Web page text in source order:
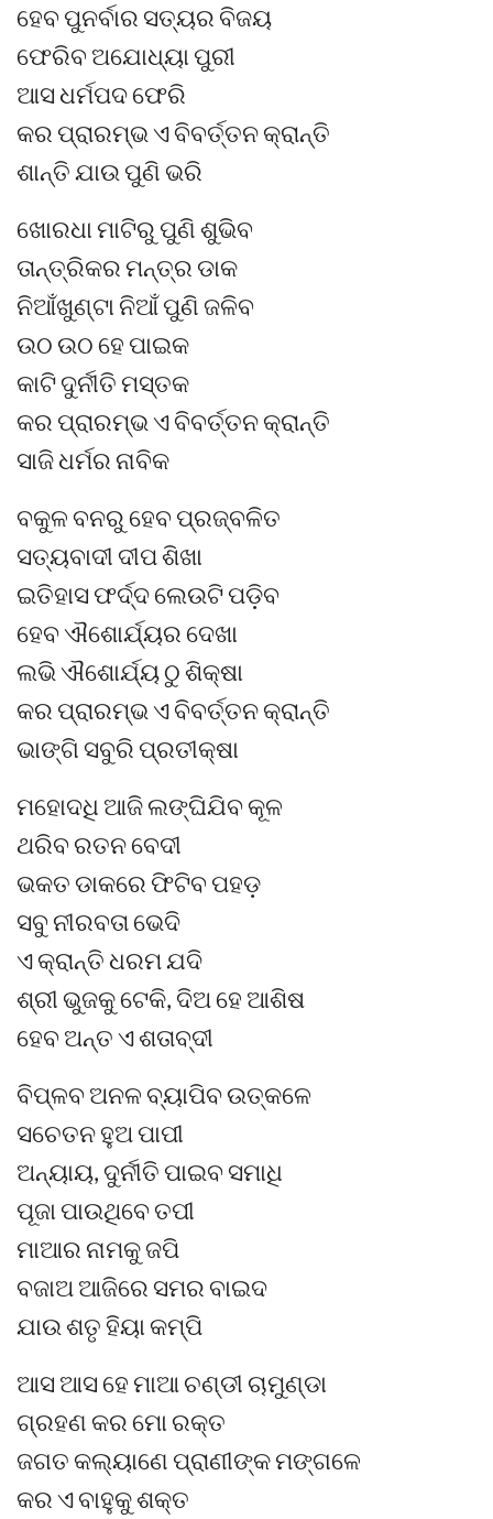
ହେବ ପୁନର୍ବାର ସତ୍ୟର ବିଜୟ
ଫେରିବ ଅଯୋଧ୍ୟା ପୁରୀ
ଆସ ଧର୍ମପଦ ଫେରି
କର ପ୍ରାରମ୍ଭ ଏ ବିବର୍ତ୍ତନ କ୍ରାନ୍ତି
ଶାନ୍ତି ଯାଉ ପୁଣି ଭରି
ଖୋରଧା ମାଟିରୁ ପୁଣି ଶୁଭିବ
ତାନ୍ତ୍ରିକର ମନ୍ତ୍ର ଡାକ
ନିଆଁଖୁଣ୍ଟା ନିଆଁ ପୁଣି ଜଳିବ
ଉଠ ଉଠ ହେ ପାଇକ
କାଟି ଦୁର୍ନୀତି ମସ୍ତକ
କର ପ୍ରାରମ୍ଭ ଏ ବିବର୍ତ୍ତନ କ୍ରାନ୍ତି
ସାଜି ଧର୍ମର ନାବିକ
ବକୁଳ ବନରୁ ହେବ ପ୍ରଜ୍ବଳିତ
ସତ୍ୟବାଦୀ ଦୀପ ଶିଖା
ଇତିହାସ ଫର୍ଦ୍ଦ ଲେଉଟି ପଡ଼ିବ
ହେବ ଐଶୋର୍ଯ୍ୟର ଦେଖା
ଲଭି ଐଶୋର୍ଯ୍ୟ ଠୁ ଶିକ୍ଷା
କର ପ୍ରାରମ୍ଭ ଏ ବିବର୍ତ୍ତନ କ୍ରାନ୍ତି
ଭାଙ୍ଗି ସବୁରି ପ୍ରତୀକ୍ଷା
ମହୋଦଧି ଆଜି ଲଙ୍ଘିଯିବ କୂଳ
ଥରିବ ରତନ ବେଦୀ
ଭକତ ଡାକରେ ଫିଟିବ ପହଡ଼
ସବୁ ନୀରବତା ଭେଦି
ଏ କ୍ରାନ୍ତି ଧରମ ଯଦି
ଶ୍ରୀ ଭୁଜକୁ ଟେକି, ଦିଅ ହେ ଆଶିଷ
ହେବ ଅନ୍ତ ଏ ଶତାବ୍ଦୀ
ବିପ୍ଳବ ଅନଳ ବ୍ୟାପିବ ଉତ୍କଳେ
ସଚେତନ ହୁଅ ପାପୀ
ଅନ୍ୟାୟ, ଦୁର୍ନୀତି ପାଇବ ସମାଧି
ପୂଜା ପାଉଥିବେ ତପୀ
ମାଆର ନାମକୁ ଜପି
ବଜାଅ ଆଜିରେ ସମର ବାଇଦ
ଯାଉ ଶତୃ ହିୟା କମ୍ପି
ଆସ ଆସ ହେ ମାଆ ଚଣ୍ଡୀ ଚାମୁଣ୍ଡା
ଗ୍ରହଣ କର ମୋ ରକ୍ତ
ଜଗତ କଲ୍ୟାଣେ ପ୍ରାଣୀଙ୍କ ମଙ୍ଗଳେ
କର ଏ ବାହୁକୁ ଶକ୍ତ